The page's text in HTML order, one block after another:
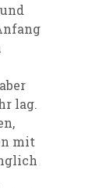
lag.
mit